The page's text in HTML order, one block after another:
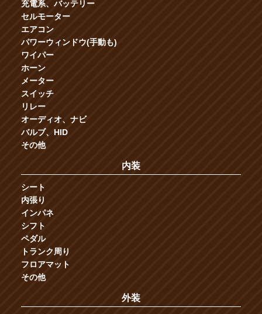
充電系、バッテリー
セルモーター
エアコン
パワーウィンドウ(手動も)
ワイパー
ホーン
メーター
スイッチ
リレー
オーディオ、ナビ
バルブ、HID
その他
内装
シート
内張り
インパネ
シフト
ペダル
トランク周り
フロアマット
その他
外装